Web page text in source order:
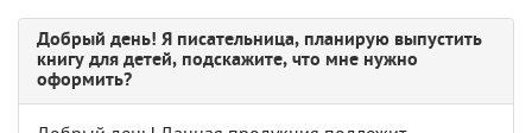
Добрый день! Я писательница, планирую выпустить
книгу для детей, подскажите, что мне нужно
оформить?